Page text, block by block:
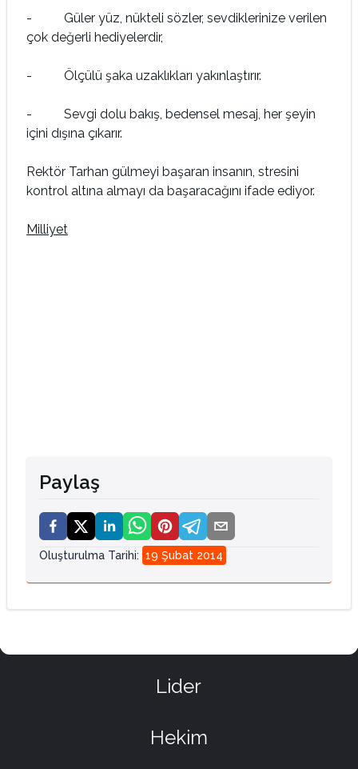
- Güler yüz, nükteli sözler, sevdiklerinize verilen
çok değerli hediyelerdir,
- Ölçülü şaka uzaklıkları yakınlaştırır.
- Sevgi dolu bakış, bedensel mesaj, her şeyin
içini dışına çıkarır.
Rektör Tarhan gülmeyi başaran insanın, stresini
kontrol altına almayı da başaracağını ifade ediyor.
Milliyet
Paylaş
Oluşturulma Tarihi: 19 Şubat 2014
Lider
Hekim